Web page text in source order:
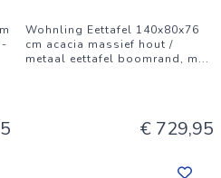
Wohnling Eettafel 140x80x76
cm acacia massief hout /
metaal eettafel boomrand, m...
€ 729,95